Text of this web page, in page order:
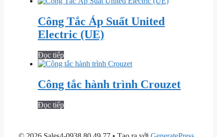
Công Tắc Áp Suất United
Electric (UE)
Đọc tiếp
Công tắc hành trình Crouzet
Đọc tiếp